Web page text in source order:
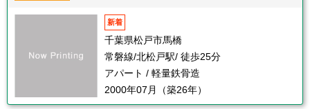
新着
千葉県松戸市馬橋
常磐線/北松戸駅/ 徒歩25分
アパート / 軽量鉄骨造
2000年07月（築26年）